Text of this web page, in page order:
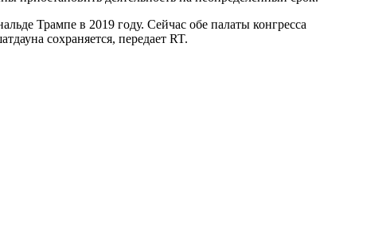
Трампе в 2019 году. Сейчас обе палаты конгресса
сохраняется, передает RT.